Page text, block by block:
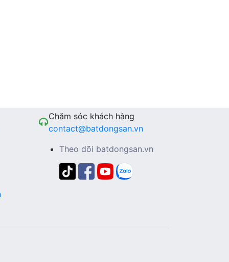
Chăm sóc khách hàng
contact@batdongsan.vn
Theo dõi batdongsan.vn